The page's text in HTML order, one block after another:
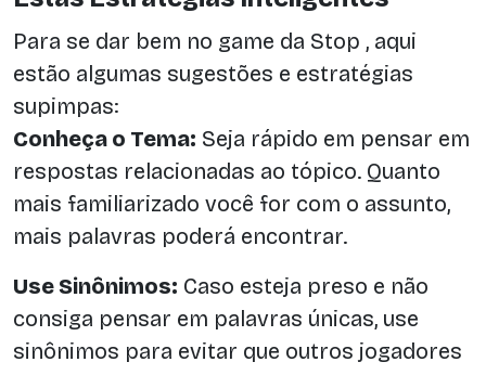
Para se dar bem no game da Stop , aqui
estão algumas sugestões e estratégias
supimpas:
Conheça o Tema: Seja rápido em pensar em
respostas relacionadas ao tópico. Quanto
mais familiarizado você for com o assunto,
mais palavras poderá encontrar.
Use Sinônimos: Caso esteja preso e não
consiga pensar em palavras únicas, use
sinônimos para evitar que outros jogadores